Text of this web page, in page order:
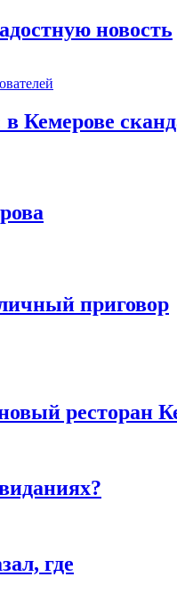
новость
приговор
ресторан
где